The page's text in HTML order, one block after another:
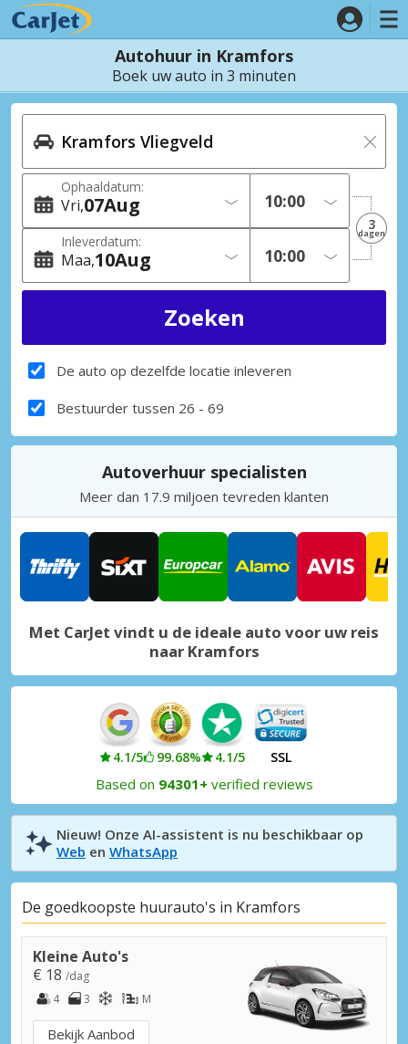
Autohuur in Kramfors
Boek uw auto in 3 minuten
Ophaaldatum:
Vri 07Aug
Inleverdatum:
Maa 10Aug
3
dagen
De auto op dezelfde locatie inleveren
Bestuurder tussen 26 - 69
Autoverhuur specialisten
Meer dan 17.9 miljoen tevreden klanten
Met CarJet vindt u de ideale auto voor uw reis
naar Kramfors
4.1/5 99.68% 4.1/5 SSL
Based on 94301+ verified reviews
Nieuw! Onze AI-assistent is nu beschikbaar op
Web en WhatsApp
De goedkoopste huurauto's in Kramfors
Kleine Auto's
€ 18 /dag
4
3 M
Bekijk Aanbod